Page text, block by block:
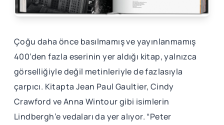
Çoğu daha önce basılmamış ve yayınlanmamış
400’den fazla eserinin yer aldığı kitap, yalnızca
görselliğiyle değil metinleriyle de fazlasıyla
çarpıcı. Kitapta Jean Paul Gaultier, Cindy
Crawford ve Anna Wintour gibi isimlerin
Lindbergh’e vedaları da yer alıyor. “Peter